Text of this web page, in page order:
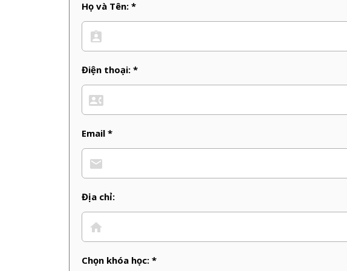
Họ và Tên: *
Điện thoại: *
Email *
Địa chỉ:
Chọn khóa học: *